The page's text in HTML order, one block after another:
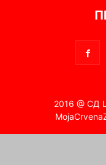
2016 @ СД